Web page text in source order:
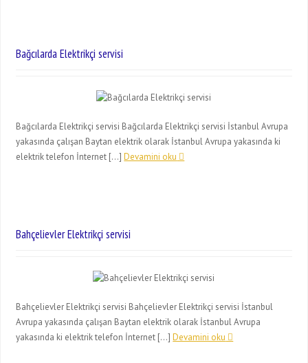
Bağcılarda Elektrikçi servisi
Bağcılarda Elektrikçi servisi Bağcılarda Elektrikçi servisi İstanbul Avrupa
yakasında çalışan Baytan elektrik olarak İstanbul Avrupa yakasında ki
elektrik telefon İnternet […]Devamini oku
Bahçelievler Elektrikçi servisi
Bahçelievler Elektrikçi servisi Bahçelievler Elektrikçi servisi İstanbul
Avrupa yakasında çalışan Baytan elektrik olarak İstanbul Avrupa
yakasında ki elektrik telefon İnternet […]Devamini oku